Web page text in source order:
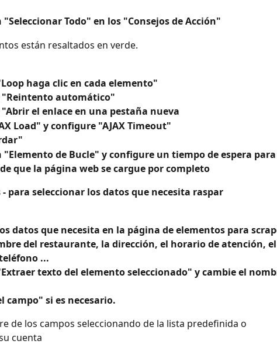
"Seleccionar Todo" en los "Consejos de Acción"
están resaltados en verde.
haga clic en cada elemento"
"Reintento automático"
el enlace en una pestaña nueva
Load" y configure "AJAX Timeout"
"Elemento de Bucle" y configure un tiempo de espera para
que la página web se cargue por completo
para seleccionar los datos que necesita raspar
datos que necesita en la página de elementos para
del restaurante, la dirección, el horario de atención, el
...
texto del elemento seleccionado" y cambie el
campo" si es necesario.
de los campos seleccionando de la lista predefinida o
cuenta